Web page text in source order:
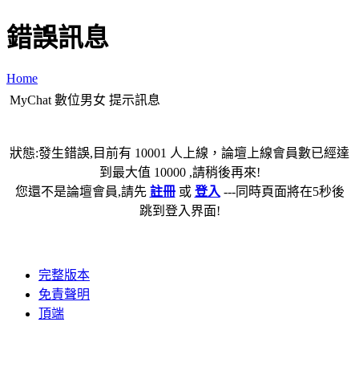
錯誤訊息
Home
MyChat 數位男女 提示訊息
狀態:發生錯誤,目前有 10001 人上線，論壇上線會員數已經達
到最大值 10000 ,請稍後再來!
您還不是論壇會員,請先 註冊或 登入 ---同時頁面將在5秒後
跳到登入界面!
完整版本
免責聲明
頂端